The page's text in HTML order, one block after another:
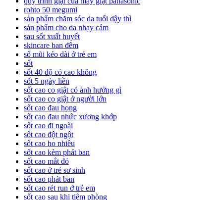
rohto 50 megumi
sản phẩm chăm sóc da tuổi dậy thì
sản phẩm cho da nhạy cảm
sau sốt xuất huyết
skincare ban đêm
sổ mũi kéo dài ở trẻ em
sốt
sốt 40 độ có cao không
sốt 5 ngày liền
sốt cao co giật có ảnh hưởng gì
sốt cao co giật ở người lớn
sốt cao đau họng
sốt cao đau nhức xương khớp
sốt cao đi ngoài
sốt cao đột ngột
sốt cao ho nhiều
sốt cao kèm phát ban
sốt cao mắt đỏ
sốt cao ở trẻ sơ sinh
sốt cao phát ban
sốt cao rét run ở trẻ em
sốt cao sau khi tiêm phòng